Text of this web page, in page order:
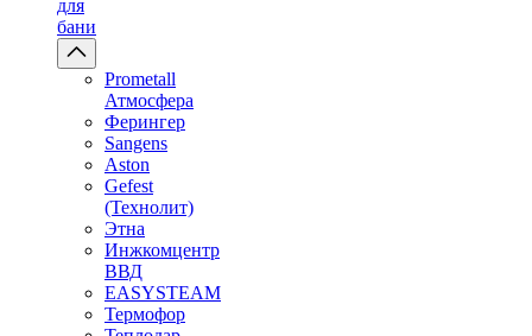
для
бани
Prometall
Атмосфера
Ферингер
Sangens
Aston
Gefest
(Технолит)
Этна
Инжкомцентр
ВВД
EASYSTEAM
Термофор